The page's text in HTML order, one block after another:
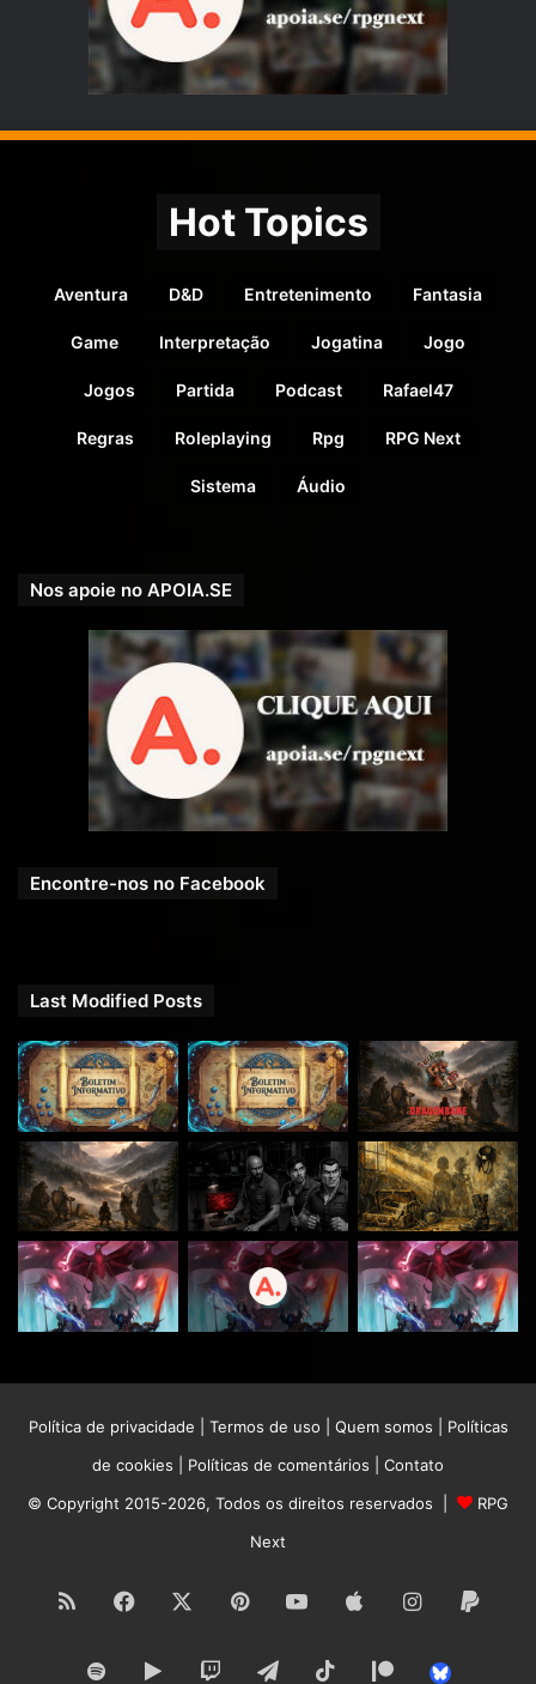
Hot Topics
Aventura D&D Entretenimento Fantasia
Game Interpretação Jogatina Jogo
Jogos Partida Podcast Rafael47
Regras Roleplaying Rpg RPG Next
Sistema Áudio
Nos apoie no APOIA.SE
Encontre-nos no Facebook
Last Modified Posts
Política de privacidade Termos de uso Quem somos
Políticas
de cookies
Políticas de comentários
Contato
© Copyright 2015-2026, Todos os direitos reservados |
RPG
Next
RSS Facebook PinterestYouTubeAppleInstagram
SpotifyGoogle TwitchTelegramTikTokPatreon